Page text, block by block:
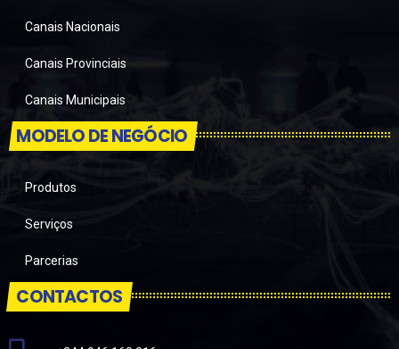
Canais Nacionais
Canais Provinciais
Canais Municipais
MODELO DE NEGÓCIO
Produtos
Serviços
Parcerias
CONTACTOS